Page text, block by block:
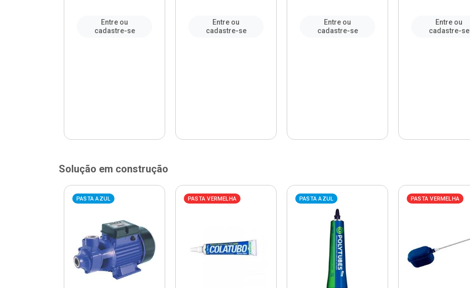
Entre ou
cadastre-se
Entre ou
cadastre-se
Entre ou
cadastre-se
Entre ou
cadastre-se
Solução em construção
PASTA AZUL PASTA VERMELHA PASTA AZUL PASTA VERMELHA